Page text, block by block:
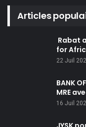
Articles
Rabat
for
22 Juil
BANK
MRE
16 Juil